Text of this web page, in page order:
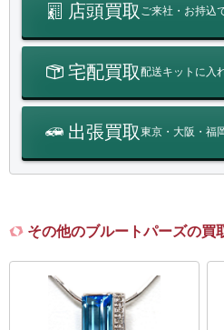
店頭買取 ご来社・お持込
宅配買取配送キットに入
出張買取東京・大阪・福
その他のブルートパーズの買